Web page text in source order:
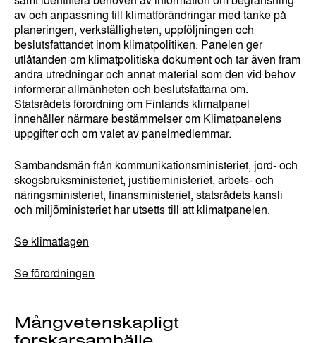
av och anpassning till klimatförändringar med tanke på
planeringen, verkställigheten, uppföljningen och
beslutsfattandet inom klimatpolitiken. Panelen ger
utlåtanden om klimatpolitiska dokument och tar även fram
andra utredningar och annat material som den vid behov
informerar allmänheten och beslutsfattarna om.
Statsrådets förordning om Finlands klimatpanel
innehåller närmare bestämmelser om Klimatpanelens
uppgifter och om valet av panelmedlemmar.
Sambandsmän från kommunikationsministeriet, jord- och
skogsbruksministeriet, justitieministeriet, arbets- och
näringsministeriet, finansministeriet, statsrådets kansli
och miljöministeriet har utsetts till att klimatpanelen.
Se klimatlagen
Se förordningen
Mångvetenskapligt